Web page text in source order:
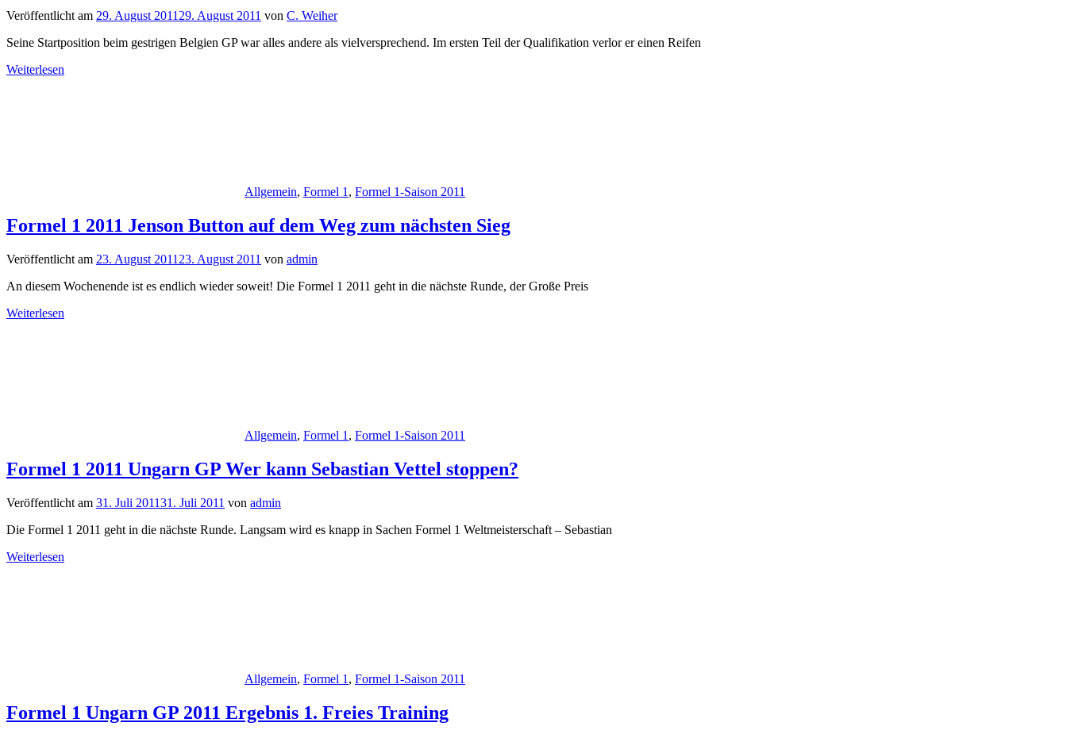
Veröffentlicht am 29. August 2011 29. August 2011 von C. Weiher
Seine Startposition beim gestrigen Belgien GP war alles andere als vielversprechend. Im ersten Teil der Qualifikation verlor er einen Reifen
Weiterlesen
Allgemein, Formel 1 , Formel 1-Saison 2011
Formel 1 2011 Jenson Button auf dem Weg zum nächsten Sieg
Veröffentlicht am 23. August 2011 23. August 2011 von admin
An diesem Wochenende ist es endlich wieder soweit! Die Formel 1 2011 geht in die nächste Runde, der Große Preis
Weiterlesen
Allgemein, Formel 1 , Formel 1-Saison 2011
Formel 1 2011 Ungarn GP Wer kann Sebastian Vettel stoppen?
Veröffentlicht am 31. Juli 201131. Juli 2011 von admin
Die Formel 1 2011 geht in die nächste Runde. Langsam wird es knapp in Sachen Formel 1 Weltmeisterschaft – Sebastian
Weiterlesen
Allgemein, Formel 1 , Formel 1-Saison 2011
Formel 1 Ungarn GP 2011 Ergebnis 1. Freies Training